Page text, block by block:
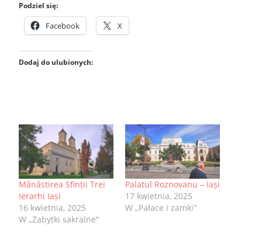
Podziel się:
Facebook X
Dodaj do ulubionych:
Mănăstirea Sfinții Trei
Ierarhi Iași
16 kwietnia, 2025
W „Zabytki sakralne"
Palatul Roznovanu – Iași
17 kwietnia, 2025
W „Pałace i zamki"